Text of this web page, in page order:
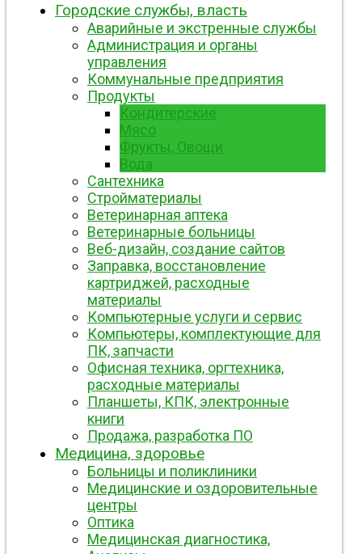
Городские службы, власть
Аварийные и экстренные службы
Администрация и органы
управления
Коммунальные предприятия
Продукты
Кондитерские
Мясо
Фрукты, Овощи
Вода
Сантехника
Стройматериалы
Ветеринарная аптека
Ветеринарные больницы
Веб-дизайн, создание сайтов
Заправка, восстановление
картриджей, расходные
материалы
Компьютерные услуги и сервис
Компьютеры, комплектующие для
ПК, запчасти
Офисная техника, оргтехника,
расходные материалы
Планшеты, КПК, электронные
книги
Продажа, разработка ПО
Медицина, здоровье
Больницы и поликлиники
Медицинские и оздоровительные
центры
Оптика
Медицинская диагностика,